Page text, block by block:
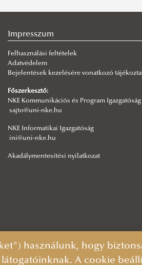
Impresszum
Felhasználási feltételek
Adatvédelem
Bejelentések kezelésére vonatkozó
Főszerkesztő:
NKE Kommunikációs és Program Igazgatóság
sajto@uni-nke.hu
NKE Informatikai Igazgatóság
ini@uni-nke.hu
Akadálymentesítési nyilatkozat
használunk, hogy
A cookie